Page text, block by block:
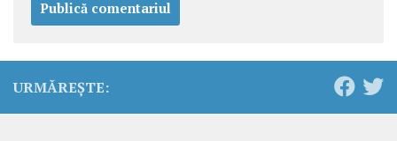
URMĂREȘTE: